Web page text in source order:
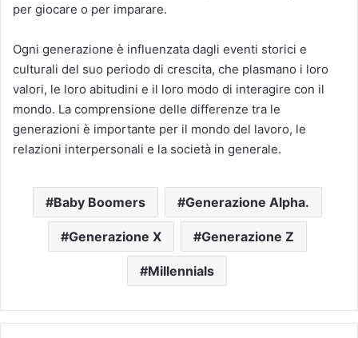
per giocare o per imparare.
Ogni generazione è influenzata dagli eventi storici e
culturali del suo periodo di crescita, che plasmano i loro
valori, le loro abitudini e il loro modo di interagire con il
mondo. La comprensione delle differenze tra le
generazioni è importante per il mondo del lavoro, le
relazioni interpersonali e la società in generale.
Baby Boomers Generazione Alpha.
Generazione X Generazione Z
Millennials